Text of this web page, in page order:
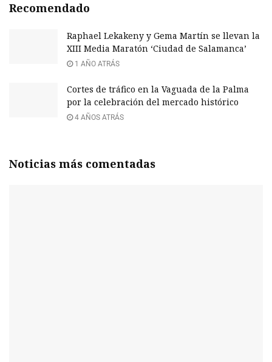
Recomendado
Raphael Lekakeny y Gema Martín se llevan la
XIII Media Maratón ‘Ciudad de Salamanca’
1 AÑO ATRÁS
Cortes de tráfico en la Vaguada de la Palma
por la celebración del mercado histórico
4 AÑOS ATRÁS
Noticias más comentadas